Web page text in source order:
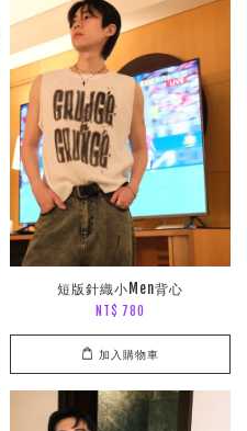
短版針織小Men背心
NT$ 780
加入購物車